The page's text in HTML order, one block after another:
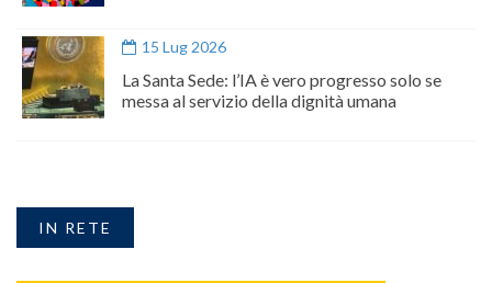
15 Lug 2026
La Santa Sede: l’IA è vero progresso solo se
messa al servizio della dignità umana
IN RETE